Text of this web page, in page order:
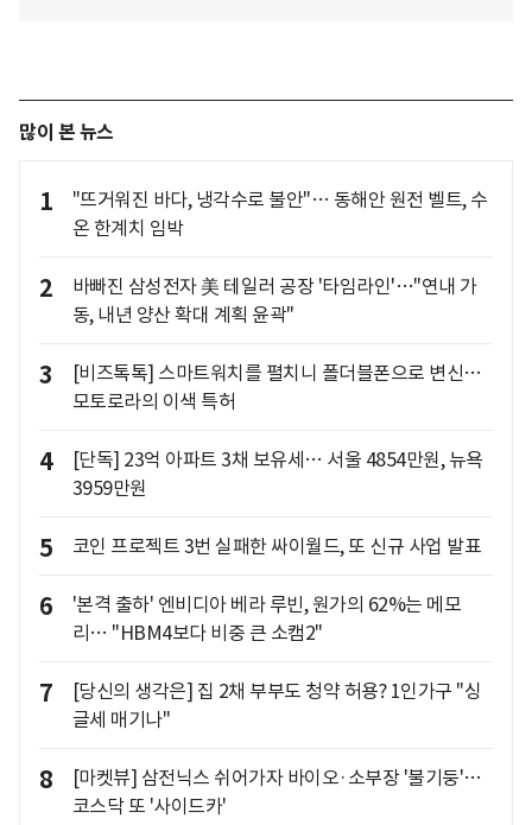
많이 본 뉴스
1
"뜨거워진 바다, 냉각수로 불안"… 동해안 원전 벨트, 수
온 한계치 임박
2
바빠진 삼성전자 美 테일러 공장 '타임라인'…"연내 가
동, 내년 양산 확대 계획 윤곽"
3
[비즈톡톡] 스마트워치를 펼치니 폴더블폰으로 변신…
모토로라의 이색 특허
4
[단독] 23억 아파트 3채 보유세… 서울 4854만원, 뉴욕
3959만원
5 코인 프로젝트 3번 실패한 싸이월드, 또 신규 사업 발표
6
'본격 출하' 엔비디아 베라 루빈, 원가의 62%는 메모
리… "HBM4보다 비중 큰 소캠2"
7
[당신의 생각은] 집 2채 부부도 청약 허용? 1인가구 "싱
글세 매기나"
8
[마켓뷰] 삼전닉스 쉬어가자 바이오·소부장 '불기둥'…
코스닥 또 '사이드카'